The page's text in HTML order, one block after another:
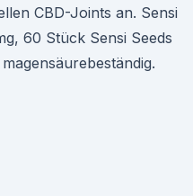
CBD-Joints an. Sensi
60 Stück Sensi Seeds